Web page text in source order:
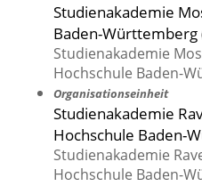
Studienakademie
Baden-Württemberg
Studienakademie
Hochschule Baden-
Organisationseinheit
Studienakademie
Hochschule Baden-
Studienakademie
Hochschule Baden-